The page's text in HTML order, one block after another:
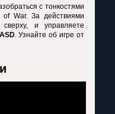
с тонкостями
War. За действиями
и управляете
. Узнайте об игре от